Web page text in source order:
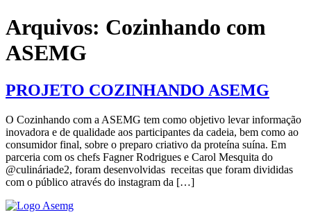
Arquivos: Cozinhando com
ASEMG
PROJETO COZINHANDO ASEMG
O Cozinhando com a ASEMG tem como objetivo levar informação
inovadora e de qualidade aos participantes da cadeia, bem como ao
consumidor final, sobre o preparo criativo da proteína suína. Em
parceria com os chefs Fagner Rodrigues e Carol Mesquita do
@culináriade2, foram desenvolvidas receitas que foram divididas
com o público através do instagram da […]